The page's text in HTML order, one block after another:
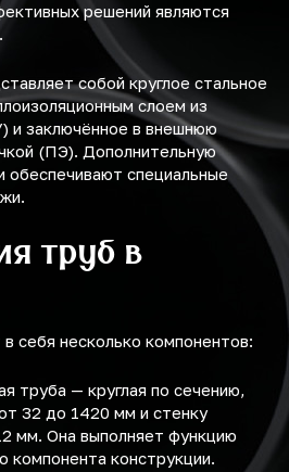
решений являются
собой круглое стальное
слоем из
и заключённое в внешнюю
(ПЭ). Дополнительную
обеспечивают специальные
труб в
себя несколько компонентов:
труба — круглая по сечению,
32 до 1420 мм и стенку
мм. Она выполняет функцию
компонента конструкции.